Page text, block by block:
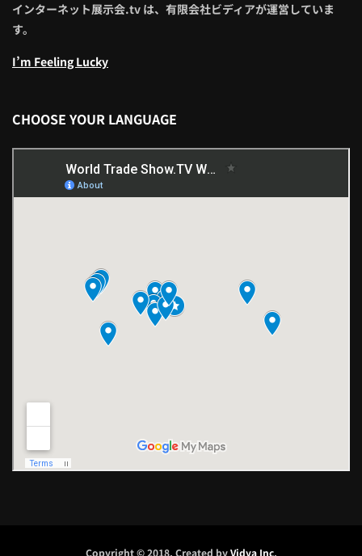
インターネット展示会.tv は、有限会社ビディアが運営していま
す。
I’m Feeling Lucky
CHOOSE YOUR LANGUAGE
Copyright © 2018. Created byVidya Inc.